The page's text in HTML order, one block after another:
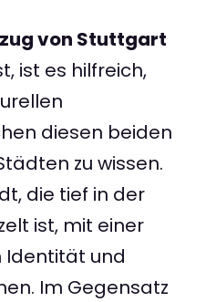
von Stuttgart
ist es hilfreich,
diesen beiden
zu wissen.
die tief in der
ist, mit einer
und
Im Gegensatz